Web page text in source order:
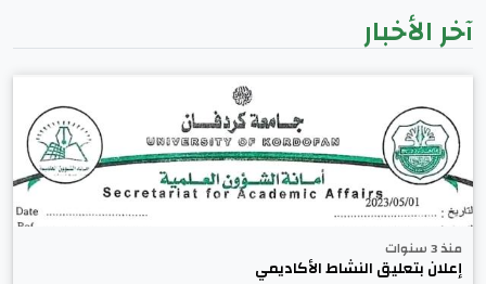
آخر الأخبار
منذ 3 سنوات
إعلان بتعليق النشاط الأكاديمي